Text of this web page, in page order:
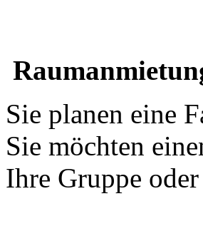
Sie planen eine
Sie möchten
Ihre Gruppe